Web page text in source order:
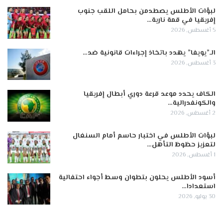
لبؤات الأطلس يصطدمن بحامل اللقب جنوب
إفريقيا في قمة نارية…
5 أغسطس, 2026
الـ”يويفا” يهدد باتخاذ إجراءات قانونية ضد…
3 أغسطس, 2026
الكاف يحدد موعد قرعة دوري أبطال إفريقيا
والكونفدرالية…
2 أغسطس, 2026
لبؤات الأطلس في اختبار حاسم أمام السنغال
لتعزيز حظوظ التأهل…
1 أغسطس, 2026
أسود الأطلس يحلون بتطوان وسط أجواء احتفالية
استعدادا…
30 يوليو, 2026